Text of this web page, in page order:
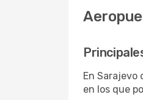
En
en los que